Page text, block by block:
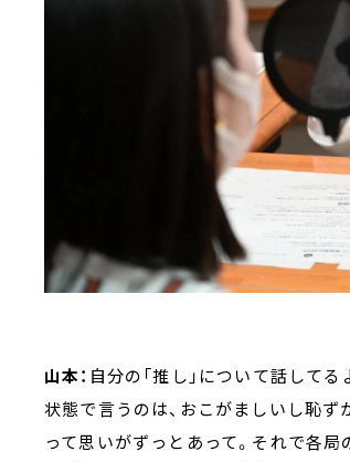
山本： 自分の「推し」について話して
状態で言うのは、おこがましいし恥ず
って思いがずっとあって。それで各